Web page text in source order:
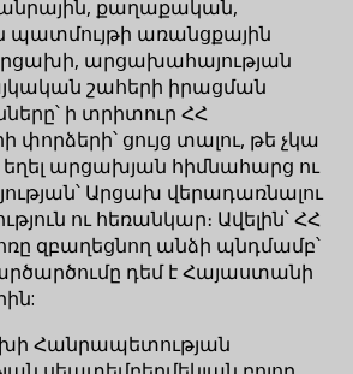
քաղաքական,
առանցքային
արցախահայության
շահերի իրացման
ի տրիտուր ՀՀ
փորձերի՝ ցույց տալու, թե չկա
եղել արցախյան հիմնահարց ու
Արցախ վերադառնալու
ու հեռանկար։ Ավելին՝ ՀՀ
զբաղեցնող անձի պնդմամբ՝
դեմ է Հայաստանի
Հանրապետության